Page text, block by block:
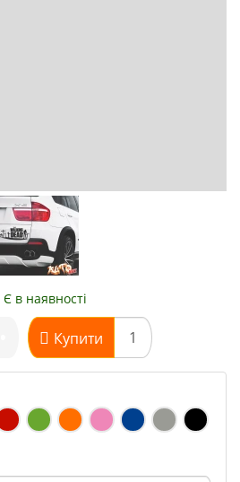
Є в наявності
Купити